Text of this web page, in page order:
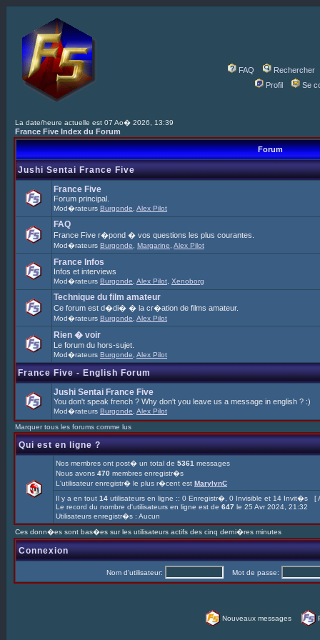
FAQ
Rechercher
Profil
Se
La date/heure actuelle est 07 Ao� 2026, 13:39
France Five Index du Forum
Forum
Jushi Sentai France Five
France Five
Forum principal.
Mod�rateurs Burgonde Alex Pilot
FAQ
France Five r�pond � vos questions les plus courantes.
Mod�rateurs Burgonde Margarine Alex Pilot
France Infos
Infos et interviews
Mod�rateurs Burgonde Alex Pilot Xenoborg
Technique du film amateur
Ce forum est d�di� � la cr�ation de films amateur.
Mod�rateurs Burgonde Alex Pilot
Rien � voir
Le forum du hors-sujet.
Mod�rateurs Burgonde Alex Pilot
France Five - English Forum
Jushi Sentai France Five
You don't speak french ? Why don't you leave us a message in english ? :)
Mod�rateurs Burgonde Alex Pilot
Marquer tous les forums comme lus
Qui est en ligne ?
Nos membres ont post� un total de 5361 messages
Nous avons 470 membres enregistr�s
L'utilisateur enregistr� le plus r�cent est MarylynC
Il y a en tout 14 utilisateurs en ligne :: 0 Enregistr�, 0 Invisible et 14 Invit�s [
Le record du nombre d'utilisateurs en ligne est de 647 le 25 Avr 2024, 21:32
Utilisateurs enregistr�s : Aucun
Ces donn�es sont bas�es sur les utilisateurs actifs des cinq derni�res minutes
Connexion
Nom d'utilisateur: Mot de passe:
Nouveaux messages